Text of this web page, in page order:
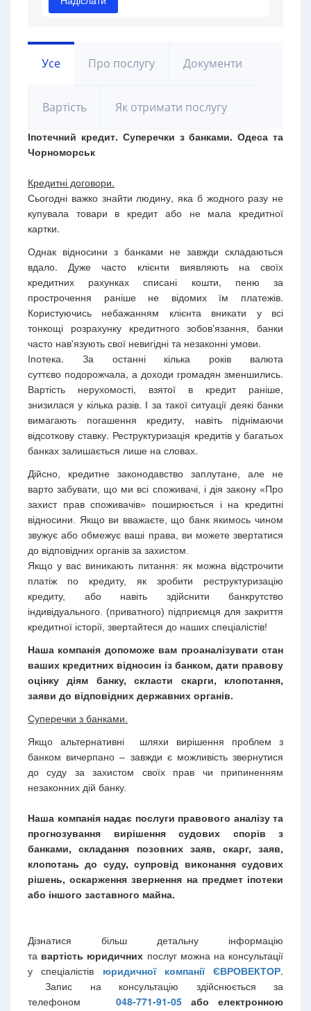
Усе Про послугу Документи
Вартість Як отримати послугу
Іпотечний кредит. Суперечки з банками. Одеса та
Чорноморськ
Кредитні договори.
Сьогодні важко знайти людину, яка б жодного разу не
купувала товари в кредит або не мала кредитної
картки.
Однак відносини з банками не завжди складаються
вдало. Дуже часто клієнти виявляють на своїх
кредитних рахунках списані кошти, пеню за
прострочення раніше не відомих їм платежів.
Користуючись небажанням клієнта вникати у всі
тонкощі розрахунку кредитного зобов'язання, банки
часто нав'язують свої невигідні та незаконні умови.
Іпотека. За останні кілька років валюта
суттєво подорожчала, а доходи громадян зменшились.
Вартість нерухомості, взятої в кредит раніше,
знизилася у кілька разів. І за такої ситуації деякі банки
вимагають погашення кредиту, навіть піднімаючи
відсоткову ставку. Реструктуризація кредитів у багатьох
банках залишається лише на словах.
Дійсно, кредитне законодавство заплутане, але не
варто забувати, що ми всі споживачі, і дія закону «Про
захист прав споживачів» поширюється і на кредитні
відносини. Якщо ви вважаєте, що банк якимось чином
звужує або обмежує ваші права, ви можете звертатися
до відповідних органів за захистом.
Якщо у вас виникають питання: як можна відстрочити
платіж по кредиту, як зробити реструктуризацію
кредиту, або навіть здійснити банкрутство
індивідуального. (приватного) підприємця для закриття
кредитної історії, звертайтеся до наших спеціалістів!
Наша компанія допоможе вам проаналізувати стан
ваших кредитних відносин із банком, дати правову
оцінку діям банку, скласти скарги, клопотання,
заяви до відповідних державних органів.
Суперечки з банками.
Якщо альтернативні шляхи вирішення проблем з
банком вичерпано – завжди є можливість звернутися
до суду за захистом своїх прав чи припиненням
незаконних дій банку.
Наша компанія надає послуги правового аналізу та
прогнозування вирішення судових спорів з
банками, складання позовних заяв, скарг, заяв,
клопотань до суду, супровід виконання судових
рішень, оскарження звернення на предмет іпотеки
або іншого заставного майна.
Дізнатися більш детальну інформацію
та вартість юридичних послуг можна на консультації
у спеціалістів юридичної компанії ЄВРОВЕКТОР.
Запис на консультацію здійснюється за
телефоном
048-771-91-05 або електронною